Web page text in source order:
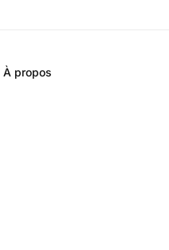
À propos